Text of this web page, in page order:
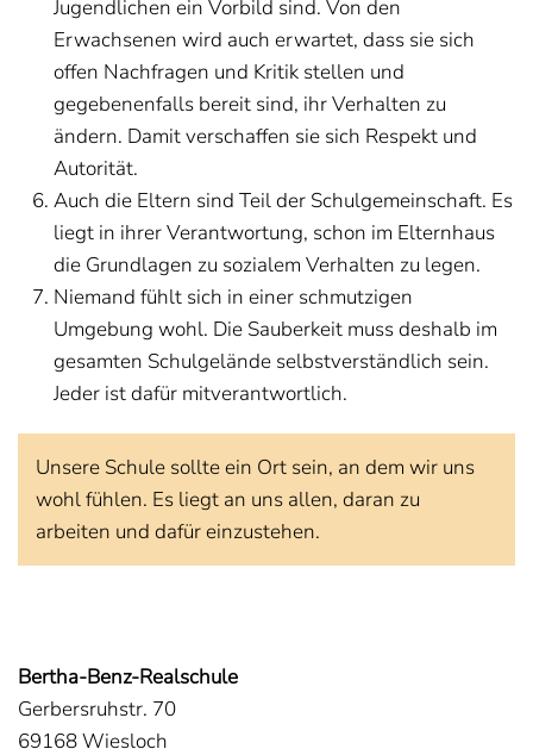
Jugendlichen ein Vorbild sind. Von den
Erwachsenen wird auch erwartet, dass sie sich
offen Nachfragen und Kritik stellen und
gegebenenfalls bereit sind, ihr Verhalten zu
ändern. Damit verschaffen sie sich Respekt und
Autorität.
Auch die Eltern sind Teil der Schulgemeinschaft. Es
liegt in ihrer Verantwortung, schon im Elternhaus
die Grundlagen zu sozialem Verhalten zu legen.
Niemand fühlt sich in einer schmutzigen
Umgebung wohl. Die Sauberkeit muss deshalb im
gesamten Schulgelände selbstverständlich sein.
Jeder ist dafür mitverantwortlich.
Unsere Schule sollte ein Ort sein, an dem wir uns
wohl fühlen. Es liegt an uns allen, daran zu
arbeiten und dafür einzustehen.
Bertha-Benz-Realschule
Gerbersruhstr. 70
69168 Wiesloch